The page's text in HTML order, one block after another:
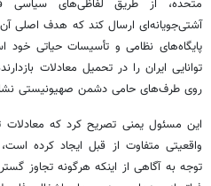
متحده، از طریق لفاظی‌های سیاسی
آشتی‌جویانه‌ای ارسال کند که هدف اصلی
پایگاه‌های نظامی و تأسیسات حیاتی
توانایی ایران را در تحمیل معادلات
روی طرف‌های حامی دشمن صهیونیستی
این مسئول یمنی تصریح کرد که
واقعیتی متفاوت از قبل ایجاد کرده
توجه به آگاهی از اینکه هرگونه تجاوز